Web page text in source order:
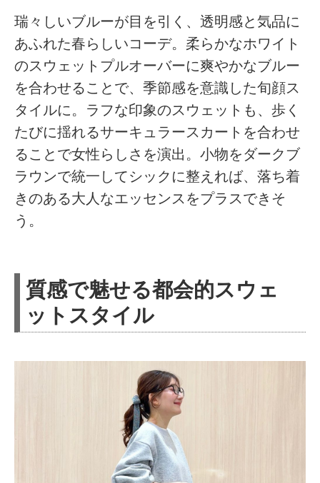
瑞々しいブルーが目を引く、透明感と気品に
あふれた春らしいコーデ。柔らかなホワイト
のスウェットプルオーバーに爽やかなブルー
を合わせることで、季節感を意識した旬顔ス
タイルに。ラフな印象のスウェットも、歩く
たびに揺れるサーキュラースカートを合わせ
ることで女性らしさを演出。小物をダークブ
ラウンで統一してシックに整えれば、落ち着
きのある大人なエッセンスをプラスできそ
う。
質感で魅せる都会的スウェ
ットスタイル